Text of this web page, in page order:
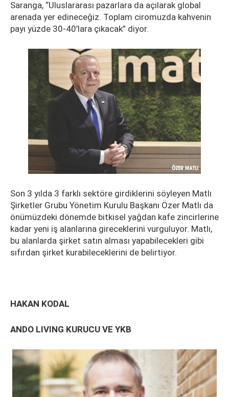
Saranga, “Uluslararası pazarlara da açılarak global
arenada yer edineceğiz. Toplam ciromuzda kahvenin
payı yüzde 30-40’lara çıkacak” diyor.
Son 3 yılda 3 farklı sektöre girdiklerini söyleyen Matlı
Şirketler Grubu Yönetim Kurulu Başkanı Özer Matlı da
önümüzdeki dönemde bitkisel yağdan kafe zincirlerine
kadar yeni iş alanlarına gireceklerini vurguluyor. Matlı,
bu alanlarda şirket satın alması yapabilecekleri gibi
sıfırdan şirket kurabileceklerini de belirtiyor.
HAKAN KODAL
ANDO LIVING KURUCU VE YKB